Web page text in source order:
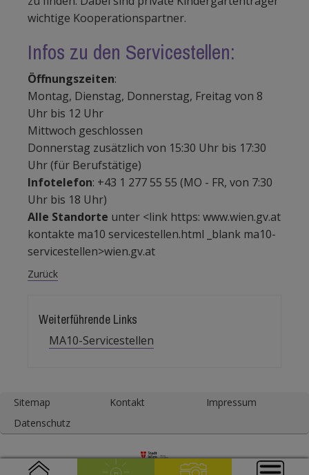
wichtige Kooperationspartner.
Infos zu den Servicestellen:
Öffnungszeiten:
Montag, Dienstag, Donnerstag, Freitag von 8
Uhr bis 12 Uhr
Mittwoch geschlossen
Donnerstag zusätzlich von 15:30 Uhr bis 17:30
Uhr (für Berufstätige)
Infotelefon: +43 1 277 55 55 (MO - FR, von 7:30
Uhr bis 18 Uhr)
Alle Standorte unter <link https: www.wien.gv.at
kontakte ma10 servicestellen.html _blank ma10-
servicestellen>wien.gv.at
Zurück
Weiterführende Links
MA10-Servicestellen
Sitemap Kontakt
Impressum
Datenschutz